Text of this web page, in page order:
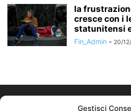
Gestisci
la
cresce con i
statunitensi
Fin_Admin - 20/